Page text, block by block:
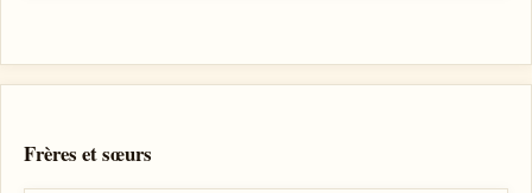
Frères et sœurs